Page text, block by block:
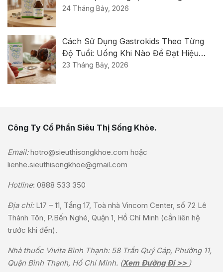
Thế Hệ Mới Từ Ý
24 Tháng Bảy, 2026
Cách Sử Dụng Gastrokids Theo Từng
Độ Tuổi: Uống Khi Nào Để Đạt Hiệu
Quả Tốt Nhất?
23 Tháng Bảy, 2026
Công Ty Cổ Phần Siêu Thị Sống Khỏe.
Email: hotro@sieuthisongkhoe.com hoặc
lienhe.sieuthisongkhoe@gmail.com
Hotline: 0888 533 350
Địa chỉ: L17 – 11, Tầng 17, Toà nhà Vincom Center, số 72 Lê
Thánh Tôn, P.Bến Nghé, Quận 1, Hồ Chí Minh (cần liên hệ
trước khi đến).
Nhà thuốc Vivita Bình Thạnh: 58 Trần Quý Cáp, Phường 11,
Quận Bình Thạnh, Hồ Chí Minh. (Xem Đường Đi >> )